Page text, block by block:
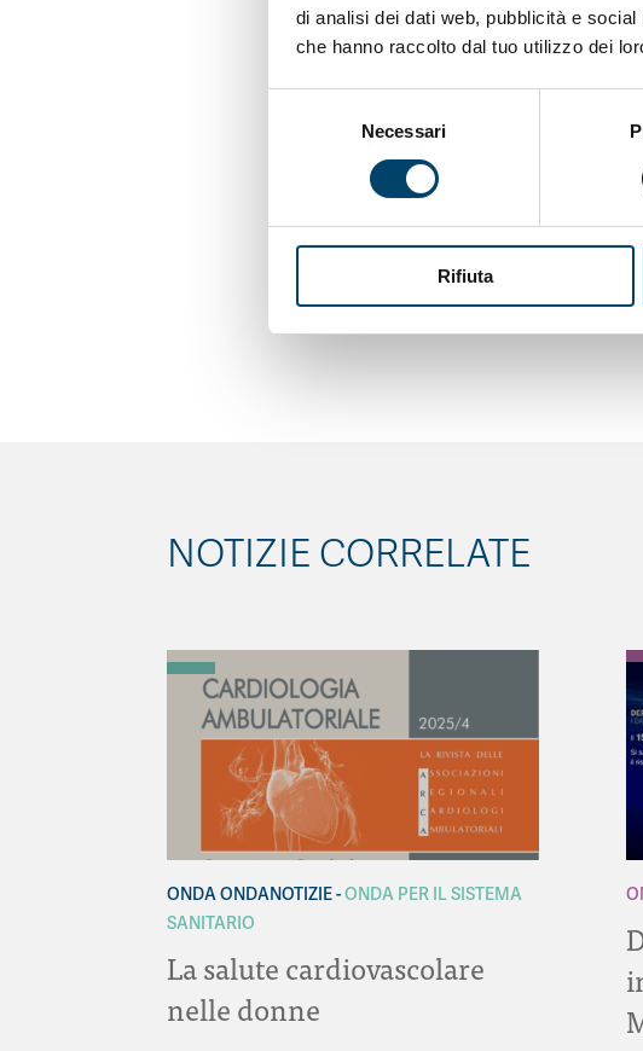
di analisi dei dati web, pubblicità e
che hanno raccolto dal tuo utilizzo dei
Necessari
Rifiuta
Cerveri
NOTIZIE CORRELATE
ONDA ONDANOTIZIE ONDA PER IL SISTEMA
SANITARIO
La salute cardiovascolare
nelle donne